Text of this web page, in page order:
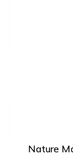
Nature